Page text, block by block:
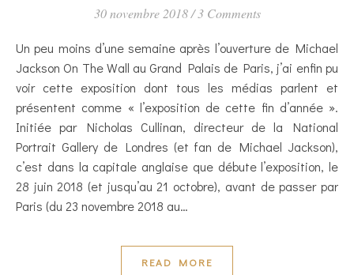
30 novembre 2018/ 3 Comments
Un peu moins d’une semaine après l’ouverture de Michael
Jackson On The Wall au Grand Palais de Paris, j’ai enfin pu
voir cette exposition dont tous les médias parlent et
présentent comme « l’exposition de cette fin d’année ».
Initiée par Nicholas Cullinan, directeur de la National
Portrait Gallery de Londres (et fan de Michael Jackson),
c’est dans la capitale anglaise que débute l’exposition, le
28 juin 2018 (et jusqu’au 21 octobre), avant de passer par
Paris (du 23 novembre 2018 au…
READ MORE